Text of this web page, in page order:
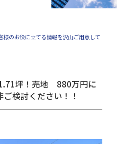
様のお役に立てる情報を沢山ご用意して
坪！売地 880万円に
検討ください！！